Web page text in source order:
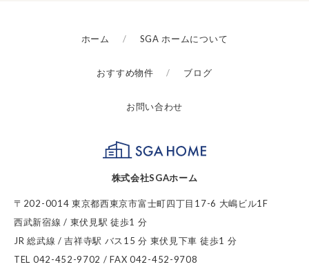
ホーム SGA ホームについて
おすすめ物件 ブログ
お問い合わせ
株式会社SGAホーム
〒202-0014 東京都西東京市富士町四丁目17-6 大嶋ビル1F
西武新宿線 / 東伏見駅 徒歩1 分
JR 総武線 / 吉祥寺駅 バス15 分 東伏見下車 徒歩1 分
TEL 042-452-9702 / FAX 042-452-9708